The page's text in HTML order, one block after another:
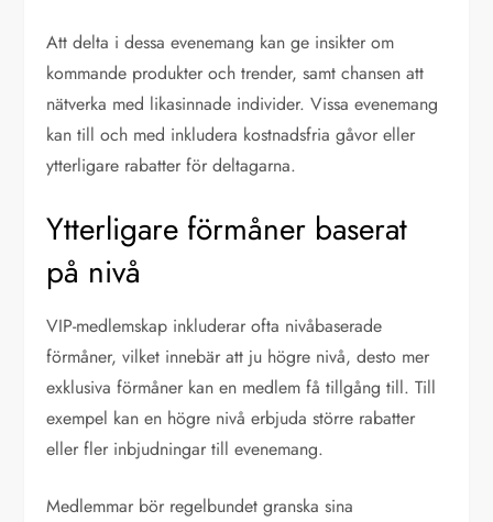
Att delta i dessa evenemang kan ge insikter om
kommande produkter och trender, samt chansen att
nätverka med likasinnade individer. Vissa evenemang
kan till och med inkludera kostnadsfria gåvor eller
ytterligare rabatter för deltagarna.
Ytterligare förmåner baserat
på nivå
VIP-medlemskap inkluderar ofta nivåbaserade
förmåner, vilket innebär att ju högre nivå, desto mer
exklusiva förmåner kan en medlem få tillgång till. Till
exempel kan en högre nivå erbjuda större rabatter
eller fler inbjudningar till evenemang.
Medlemmar bör regelbundet granska sina